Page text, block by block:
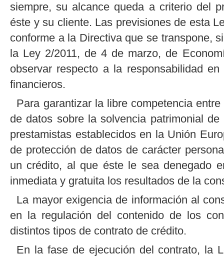
siempre, su alcance queda a criterio del
éste y su cliente. Las previsiones de esta
conforme a la Directiva que se transpone,
la Ley 2/2011, de 4 de marzo, de
observar respecto a la responsabilidad
financieros.
Para garantizar la libre competencia
de datos sobre la solvencia patrimonial
prestamistas establecidos en la Unión
de protección de datos de carácter
un crédito, al que éste le sea denegado
inmediata y gratuita los resultados de la
La mayor exigencia de información al
en la regulación del contenido de los
distintos tipos de contrato de crédito.
En la fase de ejecución del contrato, la